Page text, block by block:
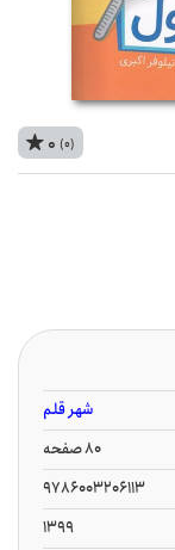
0 (0)
شهر قلم
80 صفحه
9786003206113
1399